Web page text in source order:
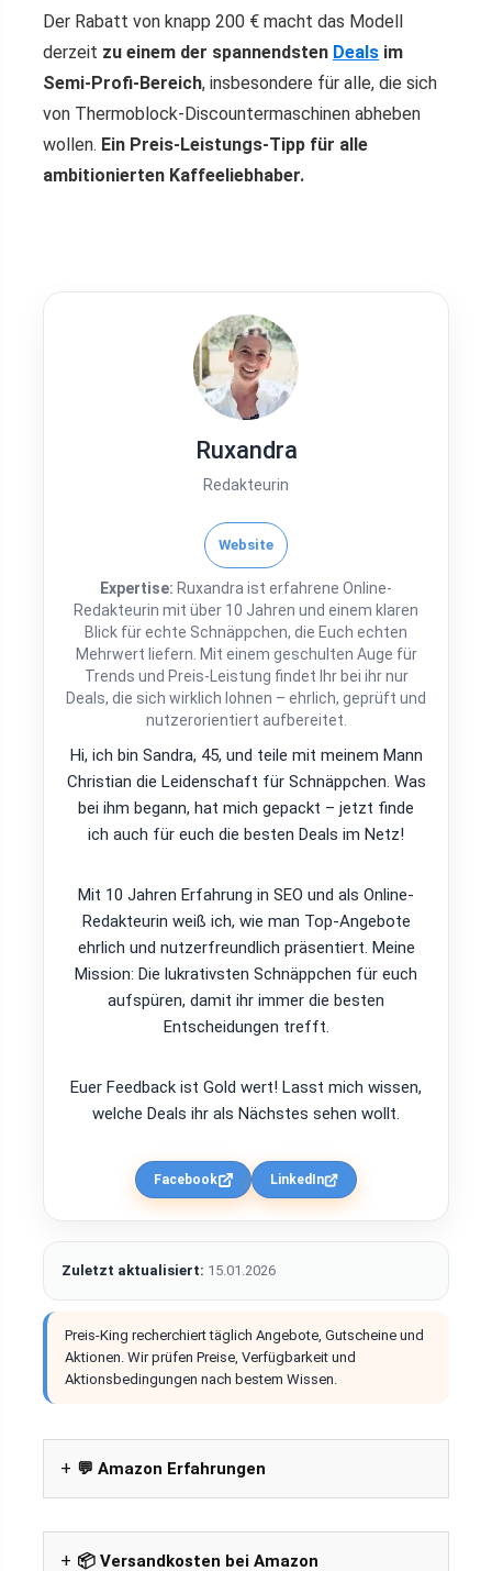
Der Rabatt von knapp 200 € macht das Modell
derzeit zu einem der spannendsten Deals im
Semi-Profi-Bereich, insbesondere für alle, die sich
von Thermoblock-Discountermaschinen abheben
wollen. Ein Preis-Leistungs-Tipp für alle
ambitionierten Kaffeeliebhaber.
Ruxandra
Redakteurin
Website
Expertise: Ruxandra ist erfahrene Online-
Redakteurin mit über 10 Jahren und einem klaren
Blick für echte Schnäppchen, die Euch echten
Mehrwert liefern. Mit einem geschulten Auge für
Trends und Preis-Leistung findet Ihr bei ihr nur
Deals, die sich wirklich lohnen – ehrlich, geprüft und
nutzerorientiert aufbereitet.
Hi, ich bin Sandra, 45, und teile mit meinem Mann
Christian die Leidenschaft für Schnäppchen. Was
bei ihm begann, hat mich gepackt – jetzt finde
ich auch für euch die besten Deals im Netz!
Mit 10 Jahren Erfahrung in SEO und als Online-
Redakteurin weiß ich, wie man Top-Angebote
ehrlich und nutzerfreundlich präsentiert. Meine
Mission: Die lukrativsten Schnäppchen für euch
aufspüren, damit ihr immer die besten
Entscheidungen trefft.
Euer Feedback ist Gold wert! Lasst mich wissen,
welche Deals ihr als Nächstes sehen wollt.
Facebook LinkedIn
Zuletzt aktualisiert: 15.01.2026
Preis-King recherchiert täglich Angebote, Gutscheine und
Aktionen. Wir prüfen Preise, Verfügbarkeit und
Aktionsbedingungen nach bestem Wissen.
💬 Amazon Erfahrungen
📦 Versandkosten bei Amazon